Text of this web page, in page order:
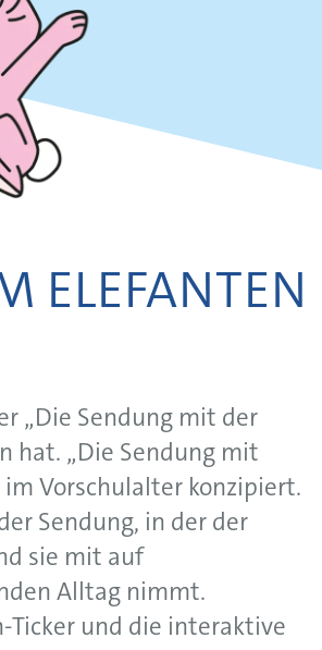
ELEFANTEN
„Die Sendung mit der
hat. „Die Sendung mit
Vorschulalter konzipiert.
Sendung, in der der
sie mit auf
Alltag nimmt.
Ticker und die interaktive